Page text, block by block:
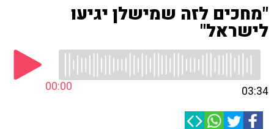
"מחכים לזה שמישלן יגיעו
לישראל"
00:00 03:34